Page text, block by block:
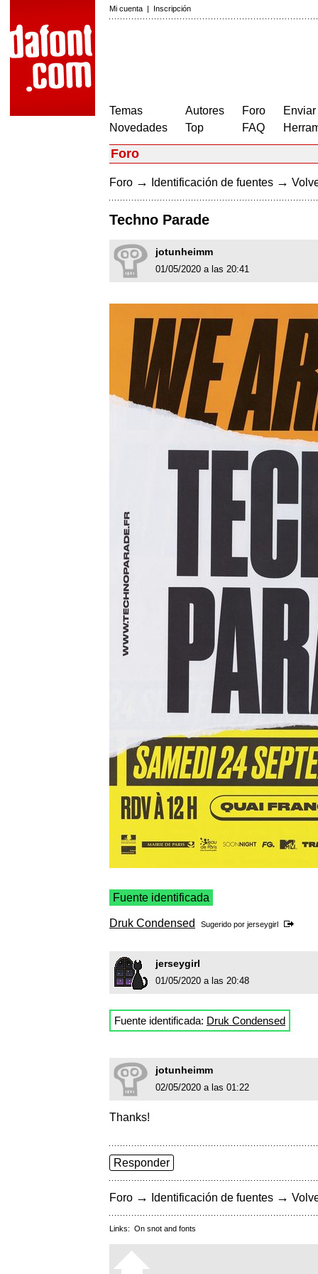
Mi cuenta | Inscripción
Temas
Novedades
Autores
Top
Foro
FAQ
Foro
Foro → Identificación de fuentes →
Techno Parade
jotunheimm
01/05/2020 a las 20:41
Fuente identificada
Druk Condensed Sugerido por jerseygirl
jerseygirl
01/05/2020 a las 20:48
Fuente identificada: Druk Condensed
jotunheimm
02/05/2020 a las 01:22
Thanks!
Responder
Foro → Identificación de fuentes →
Links: On snot and fonts